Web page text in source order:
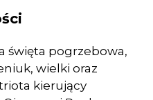
święta pogrzebowa,
wielki oraz
kierujący